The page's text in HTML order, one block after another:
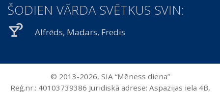
ŠODIEN VĀRDA SVĒTKUS SVIN:
Alfrēds, Madars, Fredis
© 2013-2026, SIA “Mēness diena”
Reģ.nr.: 40103739386 Juridiskā adrese: Aspazijas iela 4B,